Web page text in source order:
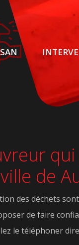
de
des déchets
de faire
le téléphoner